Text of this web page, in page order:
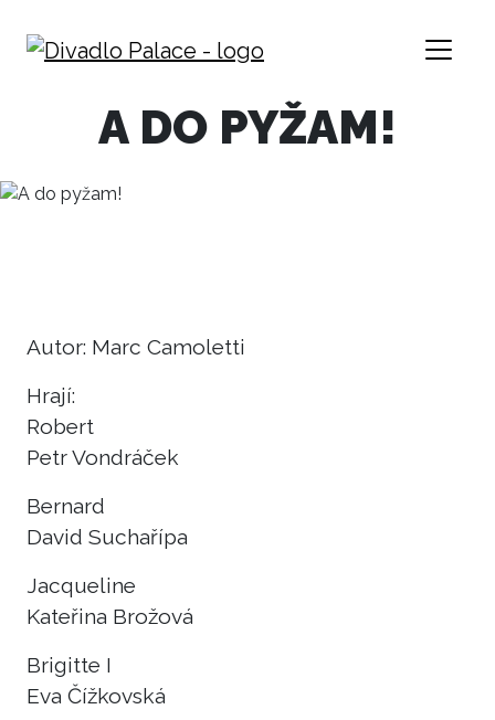
A DO PYŽAM!
Autor: Marc Camoletti
Hrají:
Robert
Petr Vondráček
Bernard
David Suchařípa
Jacqueline
Kateřina Brožová
Brigitte I
Eva Čížkovská